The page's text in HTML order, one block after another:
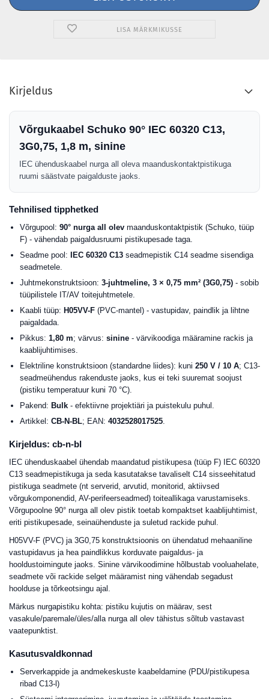
LISA MÄRKMIKUSSE
Kirjeldus
Võrgukaabel Schuko 90° IEC 60320 C13,
3G0,75, 1,8 m, sinine
IEC ühenduskaabel nurga all oleva maanduskontaktpistikuga
ruumi säästvate paigalduste jaoks.
Tehnilised tipphetked
Võrgupool: 90° nurga all olev maanduskontaktpistik (Schuko, tüüp
F) - vähendab paigaldusruumi pistikupesade taga.
Seadme pool:
IEC 60320 C13 seadmepistik C14 seadme sisendiga
seadmetele.
Juhtmekonstruktsioon: 3-juhtmeline, 3 × 0,75 mm² (3G0,75) - sobib
tüüpilistele IT/AV toitejuhtmetele.
Kaabli tüüp: H05VV-F (PVC-mantel) - vastupidav, paindlik ja lihtne
paigaldada.
Pikkus: 1,80 m; värvus: sinine - värvikoodiga määramine rackis ja
kaablijuhtimises.
Elektriline konstruktsioon (standardne liides): kuni 250 V / 10 A; C13-
seadmeühendus rakenduste jaoks, kus ei teki suuremat soojust
(pistiku temperatuur kuni 70 °C).
Pakend: Bulk - efektiivne projektiäri ja puistekulu puhul.
Artikkel: CB-N-BL; EAN: 4032528017525.
Kirjeldus: cb-n-bl
IEC ühenduskaabel ühendab maandatud pistikupesa (tüüp F) IEC 60320
C13 seadmepistikuga ja seda kasutatakse tavaliselt C14 sisseehitatud
pistikuga seadmete (nt serverid, arvutid, monitorid, aktiivsed
võrgukomponendid, AV-perifeerseadmed) toiteallikaga varustamiseks.
Võrgupoolne 90° nurga all olev pistik toetab kompaktset kaablijuhtimist,
eriti pistikupesade, seinaühenduste ja suletud rackide puhul.
H05VV-F (PVC) ja 3G0,75 konstruktsioonis on ühendatud mehaaniline
vastupidavus ja hea paindlikkus korduvate paigaldus- ja
hooldustoimingute jaoks. Sinine värvikoodimine hõlbustab vooluahelate,
seadmete või rackide selget määramist ning vähendab segadust
hoolduse ja tõrkeotsingu ajal.
Märkus nurgapistiku kohta: pistiku kujutis on määrav, sest
vasakule/paremale/üles/alla nurga all olev tähistus sõltub vastavast
vaatepunktist.
Kasutusvaldkonnad
Serverkappide ja andmekeskuste kaabeldamine (PDU/pistikupesa
ribad C13-l)